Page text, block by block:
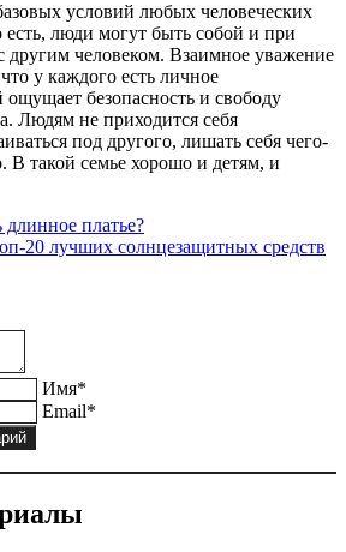
условий любых человеческих
люди могут быть собой и при
другим человеком. Взаимное уважение
у каждого есть личное
безопасность и свободу
Людям не приходится себя
под другого, лишать себя чего-
В такой семье хорошо и детям, и
платье?
20 лучших солнцезащитных средств
Имя*
Email*